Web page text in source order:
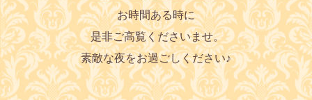
お時間ある時に
是非ご高覧くださいませ。
素敵な夜をお過ごしください♪